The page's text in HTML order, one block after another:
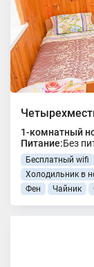
1-комнатный
Питание:Без
Бесплатный wifi
Холодильник в
Фен
Чайник